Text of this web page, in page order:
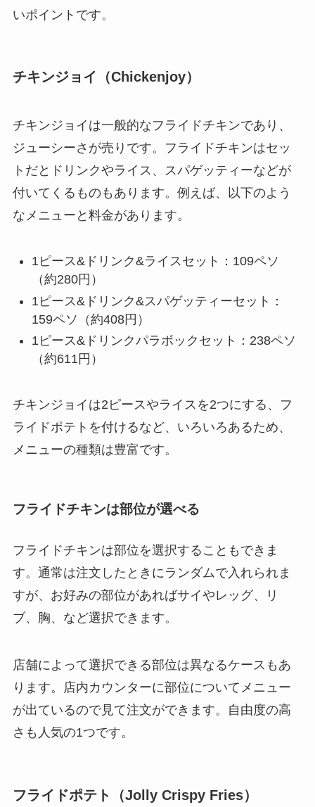
いポイントです。
チキンジョイ（Chickenjoy）
チキンジョイは一般的なフライドチキンであり、
ジューシーさが売りです。フライドチキンはセッ
トだとドリンクやライス、スパゲッティーなどが
付いてくるものもあります。例えば、以下のよう
なメニューと料金があります。
1ピース&ドリンク&ライスセット：109ペソ
（約280円）
1ピース&ドリンク&スパゲッティーセット：
159ペソ（約408円）
1ピース&ドリンクパラボックセット：238ペソ
（約611円）
チキンジョイは2ピースやライスを2つにする、フ
ライドポテトを付けるなど、いろいろあるため、
メニューの種類は豊富です。
フライドチキンは部位が選べる
フライドチキンは部位を選択することもできま
す。通常は注文したときにランダムで入れられま
すが、お好みの部位があればサイやレッグ、リ
ブ、胸、など選択できます。
店舗によって選択できる部位は異なるケースもあ
ります。店内カウンターに部位についてメニュー
が出ているので見て注文ができます。自由度の高
さも人気の1つです。
フライドポテト（Jolly Crispy Fries）